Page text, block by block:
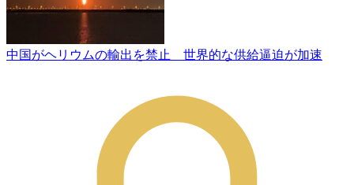
中国がヘリウムの輸出を禁止 世界的な供給逼迫が加速